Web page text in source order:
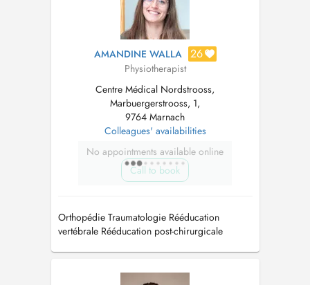
AMANDINE WALLA 26
Physiotherapist
Centre Médical Nordstrooss,
Marbuergerstrooss, 1,
9764 Marnach
Colleagues' availabilities
No appointments available online
Call to book
Orthopédie Traumatologie Rééducation
vertébrale Rééducation post-chirurgicale